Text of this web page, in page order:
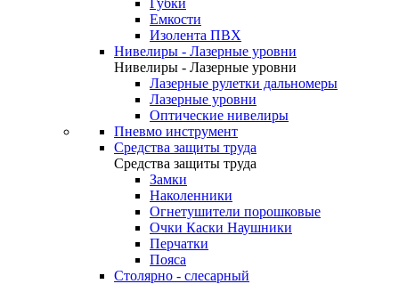
Губки
Емкости
Изолента ПВХ
Нивелиры - Лазерные уровни
Нивелиры - Лазерные уровни
Лазерные рулетки дальномеры
Лазерные уровни
Оптические нивелиры
Пневмо инструмент
Средства защиты труда
Средства защиты труда
Замки
Наколенники
Огнетушители порошковые
Очки Каски Наушники
Перчатки
Пояса
Столярно - слесарный